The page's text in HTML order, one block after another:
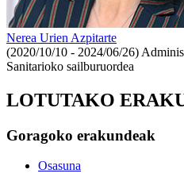
Nerea Urien Azpitarte
(2020/10/10 - 2024/06/26)
Sanitarioko sailburuordea
LOTUTAKO
Goragoko erakundeak
Osasuna